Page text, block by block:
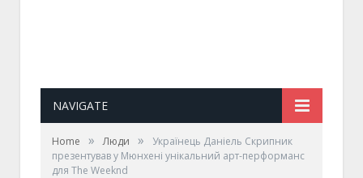
NAVIGATE
Home » Люди »
Українець Даніель Скрипник
презентував у Мюнхені унікальний арт-перформанс
для The Weeknd